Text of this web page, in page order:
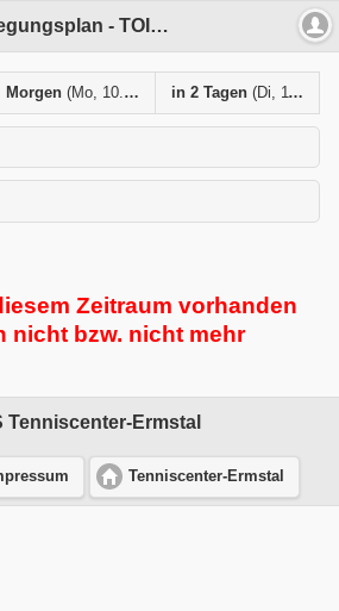
Belegungsplan - TOIMS Tenniscenter-Ermstal
Morgen(Mo, 10.08) in 2 Tagen (Di, 11.08)
Zeitraum vorhanden
nicht bzw. nicht mehr
Tenniscenter-Ermstal
Tenniscenter-Ermstal